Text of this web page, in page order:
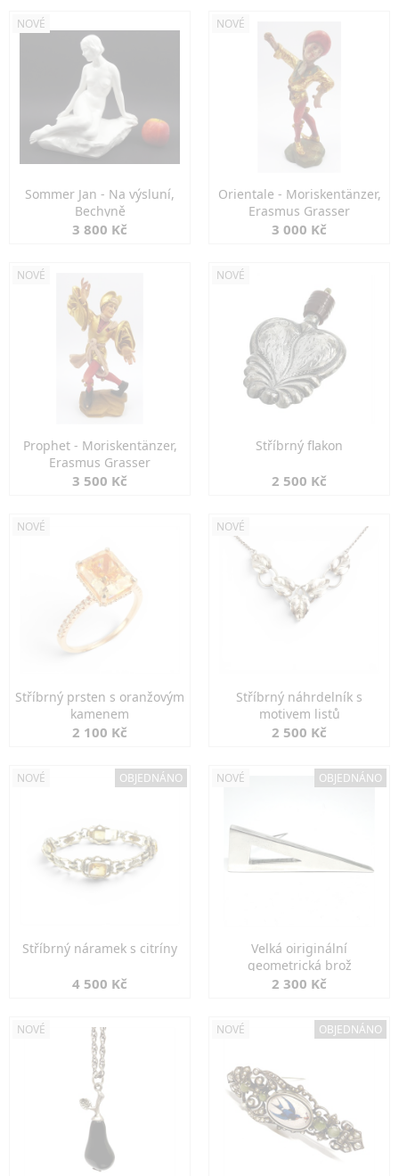
NOVÉ
Sommer Jan - Na výsluní,
Bechyně
3 800 Kč
NOVÉ
Orientale - Moriskentänzer,
Erasmus Grasser
3 000 Kč
NOVÉ
Prophet - Moriskentänzer,
Erasmus Grasser
3 500 Kč
NOVÉ
Stříbrný flakon
2 500 Kč
NOVÉ
Stříbrný prsten s oranžovým
kamenem
2 100 Kč
NOVÉ
Stříbrný náhrdelník s
motivem listů
2 500 Kč
NOVÉ OBJEDNÁNO
Stříbrný náramek s citríny
4 500 Kč
NOVÉ OBJEDNÁNO
Velká oiriginální
geometrická brož
2 300 Kč
NOVÉ NOVÉ OBJEDNÁNO